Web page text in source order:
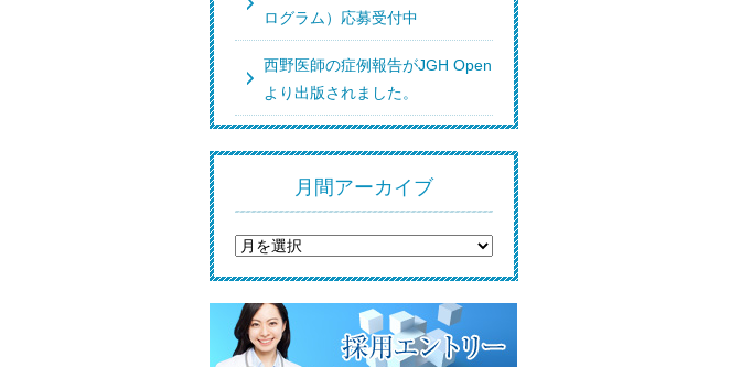
ログラム）応募受付中
西野医師の症例報告がJGH Open
より出版されました。
月間アーカイブ